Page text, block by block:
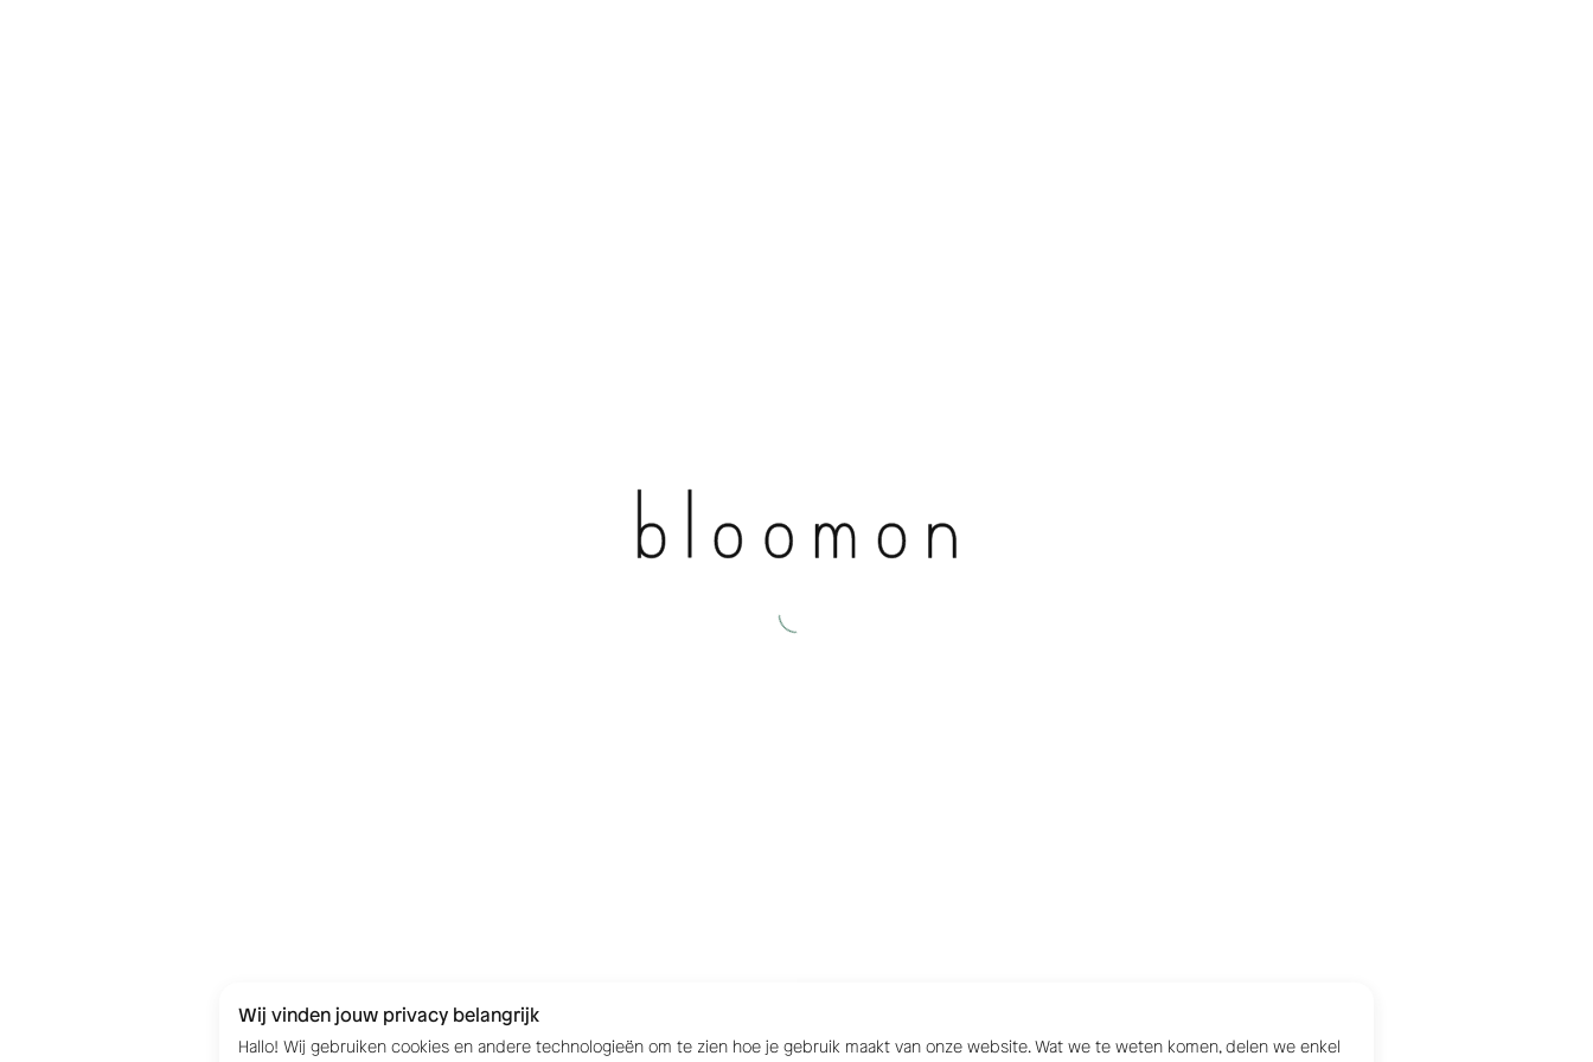
Wij vinden jouw privacy belangrijk
Hallo! Wij gebruiken cookies en andere technologieën om te zien hoe je gebruik maakt van onze website. Wat we te weten komen, delen we enkel